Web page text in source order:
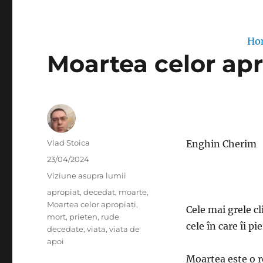
Moartea celor
Enghin Cherim
Cele mai grele
cele în care îi
Moartea este o
Author
Vlad Stoica
Posted
on
23/04/2024
Categories
Viziune asupra lumii
Tags
apropiat,decedat, moarte,
Moartea celor apropiați,
mort, prieten, rude
decedate,viata,viata de
apoi